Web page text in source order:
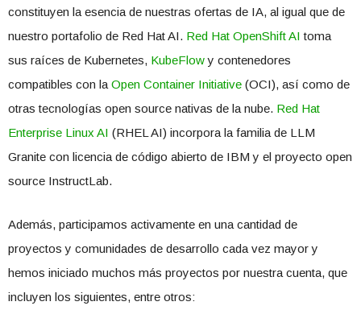
constituyen la esencia de nuestras ofertas de IA, al igual que de
nuestro portafolio de Red Hat AI. Red Hat OpenShift AI toma
sus raíces de Kubernetes, KubeFlowy contenedores
compatibles con la Open Container Initiative (OCI), así como de
otras tecnologías open source nativas de la nube. Red Hat
Enterprise Linux AI (RHEL AI) incorpora la familia de LLM
Granite con licencia de código abierto de IBM y el proyecto open
source InstructLab.
Además, participamos activamente en una cantidad de
proyectos y comunidades de desarrollo cada vez mayor y
hemos iniciado muchos más proyectos por nuestra cuenta, que
incluyen los siguientes, entre otros: